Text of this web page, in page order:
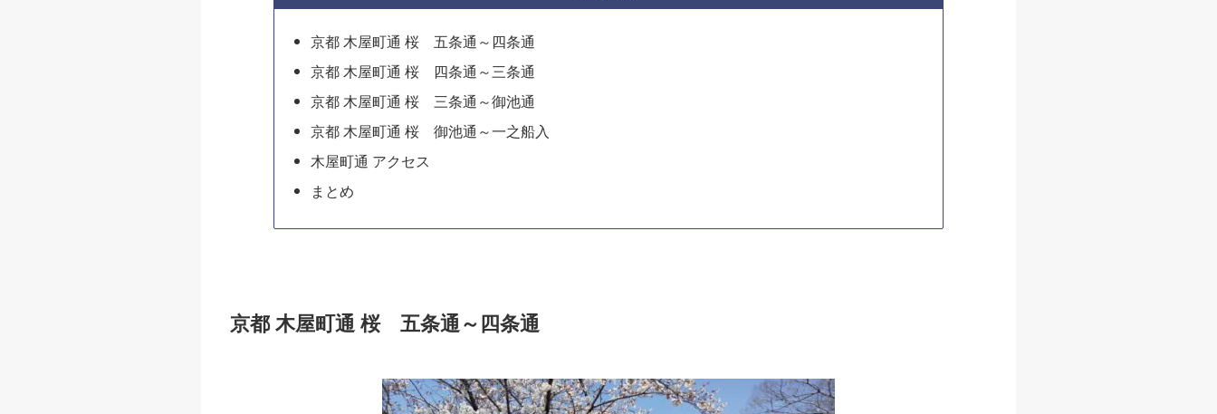
京都 木屋町通 桜 五条通～四条通
京都 木屋町通 桜 四条通～三条通
京都 木屋町通 桜 三条通～御池通
京都 木屋町通 桜 御池通～一之船入
木屋町通 アクセス
まとめ
京都 木屋町通 桜 五条通～四条通